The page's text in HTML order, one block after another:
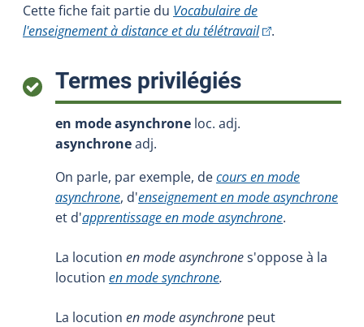
Cette fiche fait partie du Vocabulaire de
l'enseignement à distance et du télétravail(Cet hyperlien
.
Termes privilégiés:
en mode asynchrone loc. adj.
asynchroneadj.
On parle, par exemple, decours en mode
asynchrone, d'enseignement en mode asynchrone
et d'apprentissage en mode asynchrone.
La locution en mode asynchrones'oppose à la
locution en mode synchrone.
La locution en mode asynchrone peut